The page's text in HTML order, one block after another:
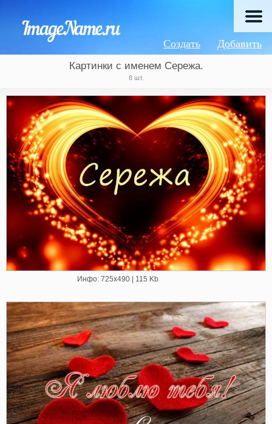
Добавить
Создать
Картинки с именем Сережа.
8 шт.
Инфо: 725х490 | 115 Kb